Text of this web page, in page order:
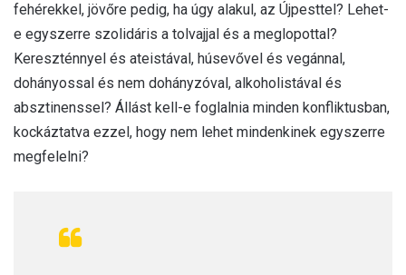
fehérekkel, jövőre pedig, ha úgy alakul, az Újpesttel? Lehet-
e egyszerre szolidáris a tolvajjal és a meglopottal?
Kereszténnyel és ateistával, húsevővel és vegánnal,
dohányossal és nem dohányzóval, alkoholistával és
absztinenssel? Állást kell-e foglalnia minden konfliktusban,
kockáztatva ezzel, hogy nem lehet mindenkinek egyszerre
megfelelni?